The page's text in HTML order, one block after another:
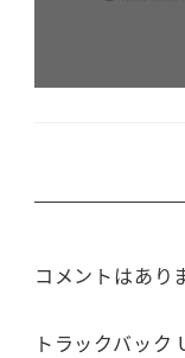
コメントはあり
トラックバック